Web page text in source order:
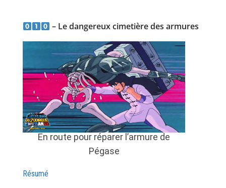
– Le dangereux cimetière des armures
En route pour réparer l’armure de
Pégase
Résumé